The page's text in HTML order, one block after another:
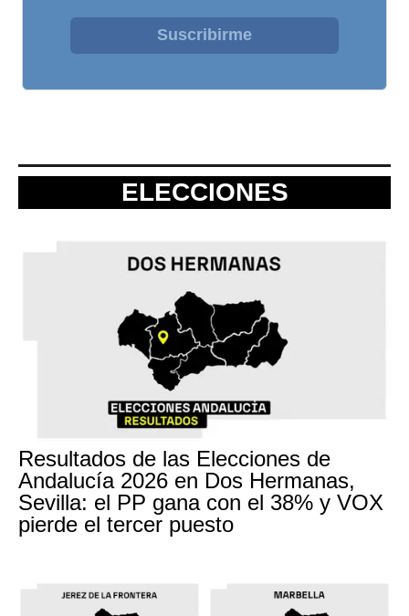
Suscribirme
ELECCIONES
Resultados de las Elecciones de
Andalucía 2026 en Dos Hermanas,
Sevilla: el PP gana con el 38% y VOX
pierde el tercer puesto